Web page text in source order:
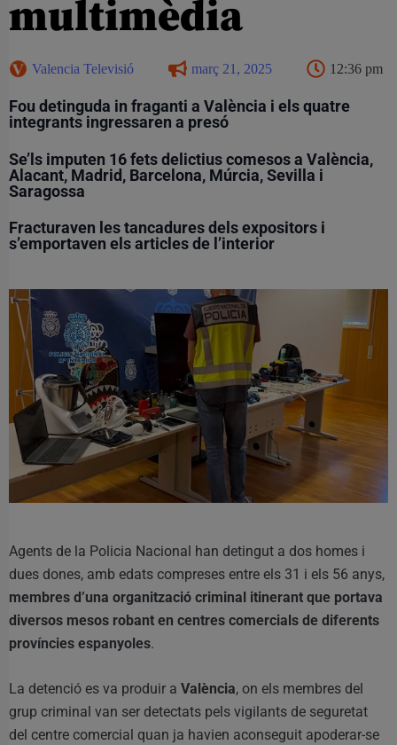
multimèdia
Valencia Televisió març 21, 2025 12:36 pm
Fou detinguda in fraganti a València i els quatre
integrants ingressaren a presó
Se’ls imputen 16 fets delictius comesos a València,
Alacant, Madrid, Barcelona, Múrcia, Sevilla i
Saragossa
Fracturaven les tancadures dels expositors i
s’emportaven els articles de l’interior
Agents de la Policia Nacional han detingut a dos homes i
dues dones, amb edats compreses entre els 31 i els 56 anys,
membres d’una organització criminal itinerant que portava
diversos mesos robant en centres comercials de diferents
províncies espanyoles.
La detenció es va produir a València, on els membres del
grup criminal van ser detectats pels vigilants de seguretat
del centre comercial quan ja havien aconseguit apoderar-se